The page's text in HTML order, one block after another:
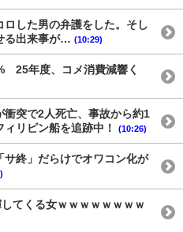
した男の弁護をした。そし
る出来事が… (10:29)
25年度、コメ消費減響く
突で2人死亡、事故から約1
リピン船を追跡中！
(10:26)
サ終」だらけでオワコン化が
てくる女ｗｗｗｗｗｗｗｗ